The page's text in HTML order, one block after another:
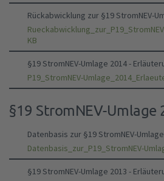
Rückabwicklung zur §19 StromNEV-
KB
§19 StromNEV-Umlage 2014 -
P19_StromNEV-
§19 StromNEV-Umlage
Datenbasis zur §19 StromNEV-
Datenbasis_zur_P19_StromNEV-
§19 StromNEV-Umlage 2013 -